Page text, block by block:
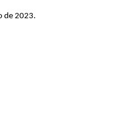
de 2023.